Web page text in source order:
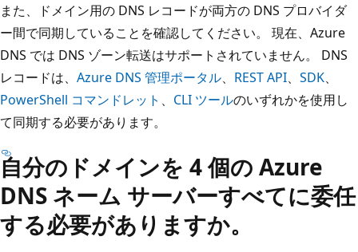
また、ドメイン用の DNS レコードが両方の DNS プロバイダ
ー間で同期していることを確認してください。 現在、Azure
DNS では DNS ゾーン転送はサポートされていません。 DNS
レコードは、 Azure DNS 管理ポータル、 REST API、 SDK、
PowerShell コマンドレット 、 CLI ツールのいずれかを使用し
て同期する必要があります。
自分のドメインを 4 個の Azure
DNS ネーム サーバーすべてに委任
する必要がありますか。